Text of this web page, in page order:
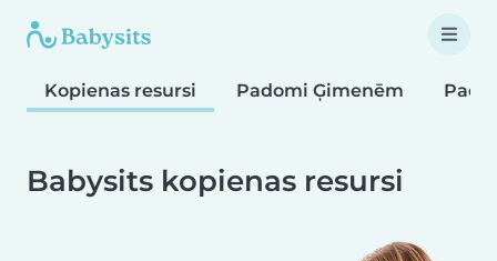
Kopienas resursi Padomi Ģimenēm
Babysits kopienas resursi